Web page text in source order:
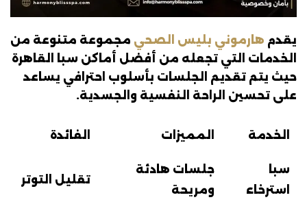
يقدم هارموني بليس الصحي مجموعة متنوعة من
الخدمات التي تجعله من أفضل أماكن سبا القاهرة
حيث يتم تقديم الجلسات بأسلوب احترافي يساعد
على تحسين الراحة النفسية والجسدية.
الخدمة المميزات الفائدة
سبا
استرخاء
جلسات هادئة
ومريحة
تقليل التوتر